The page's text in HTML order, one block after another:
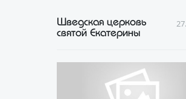
Шведская церковь
святой Екатерины